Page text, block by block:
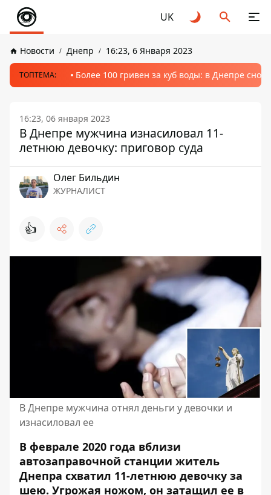
UK
Новости Днепр 16:23, 6 Января 2023
ТОПТЕМА: Более 100 гривен за куб воды: в Днепре
16:23, 06 января 2023
В Днепре мужчина изнасиловал 11-
летнюю девочку: приговор суда
Олег Бильдин
ЖУРНАЛИСТ
👍
В Днепре мужчина отнял деньги у девочки и
изнасиловал ее
В феврале 2020 года вблизи
автозаправочной станции житель
Днепра схватил 11-летнюю девочку за
шею. Угрожая ножом, он затащил ее в